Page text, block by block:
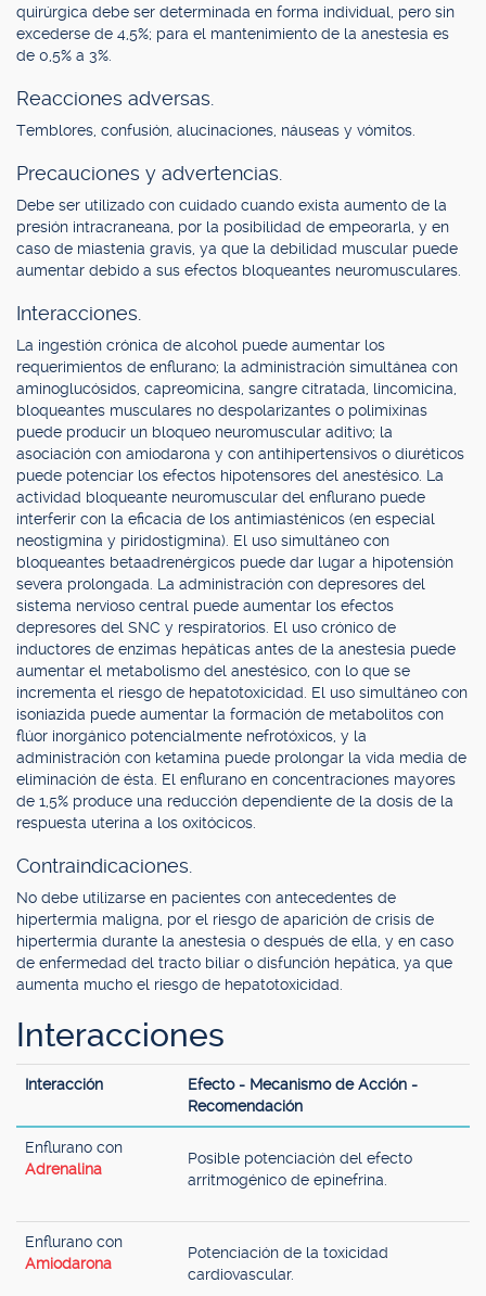
quirúrgica debe ser determinada en forma individual, pero sin
excederse de 4,5%; para el mantenimiento de la anestesia es
de 0,5% a 3%.
Reacciones adversas.
Temblores, confusión, alucinaciones, náuseas y vómitos.
Precauciones y advertencias.
Debe ser utilizado con cuidado cuando exista aumento de la
presión intracraneana, por la posibilidad de empeorarla, y en
caso de miastenia gravis, ya que la debilidad muscular puede
aumentar debido a sus efectos bloqueantes neuromusculares.
Interacciones.
La ingestión crónica de alcohol puede aumentar los
requerimientos de enflurano; la administración simultánea con
aminoglucósidos, capreomicina, sangre citratada, lincomicina,
bloqueantes musculares no despolarizantes o polimixinas
puede producir un bloqueo neuromuscular aditivo; la
asociación con amiodarona y con antihipertensivos o diuréticos
puede potenciar los efectos hipotensores del anestésico. La
actividad bloqueante neuromuscular del enflurano puede
interferir con la eficacia de los antimiasténicos (en especial
neostigmina y piridostigmina). El uso simultáneo con
bloqueantes betaadrenérgicos puede dar lugar a hipotensión
severa prolongada. La administración con depresores del
sistema nervioso central puede aumentar los efectos
depresores del SNC y respiratorios. El uso crónico de
inductores de enzimas hepáticas antes de la anestesia puede
aumentar el metabolismo del anestésico, con lo que se
incrementa el riesgo de hepatotoxicidad. El uso simultáneo con
isoniazida puede aumentar la formación de metabolitos con
flúor inorgánico potencialmente nefrotóxicos, y la
administración con ketamina puede prolongar la vida media de
eliminación de ésta. El enflurano en concentraciones mayores
de 1,5% produce una reducción dependiente de la dosis de la
respuesta uterina a los oxitócicos.
Contraindicaciones.
No debe utilizarse en pacientes con antecedentes de
hipertermia maligna, por el riesgo de aparición de crisis de
hipertermia durante la anestesia o después de ella, y en caso
de enfermedad del tracto biliar o disfunción hepática, ya que
aumenta mucho el riesgo de hepatotoxicidad.
Interacciones
Interacción
Efecto - Mecanismo de Acción -
Recomendación
Enflurano con
Adrenalina
Posible potenciación del efecto
arritmogénico de epinefrina.
Enflurano con
Amiodarona
Potenciación de la toxicidad
cardiovascular.